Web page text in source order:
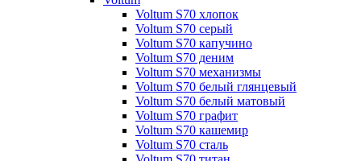
Voltum S70 хлопок
Voltum S70 серый
Voltum S70 капучино
Voltum S70 деним
Voltum S70 механизмы
Voltum S70 белый глянцевый
Voltum S70 белый матовый
Voltum S70 графит
Voltum S70 кашемир
Voltum S70 сталь